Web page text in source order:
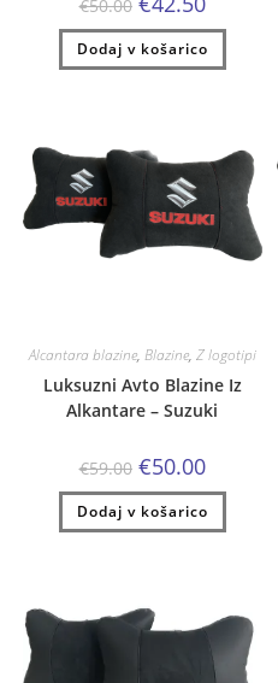
€50.00 cena
je
bila:
€50.00.
cena
je:
€42.50.
Dodaj v košarico
Alcantara blazine, Blazine, Z logotipi
Luksuzni Avto Blazine Iz
Alkantare – Suzuki
€59.00 Izvirna
cena
je
bila:
€59.00.
€50.00Trenutna
cena
je:
€50.00.
Dodaj v košarico